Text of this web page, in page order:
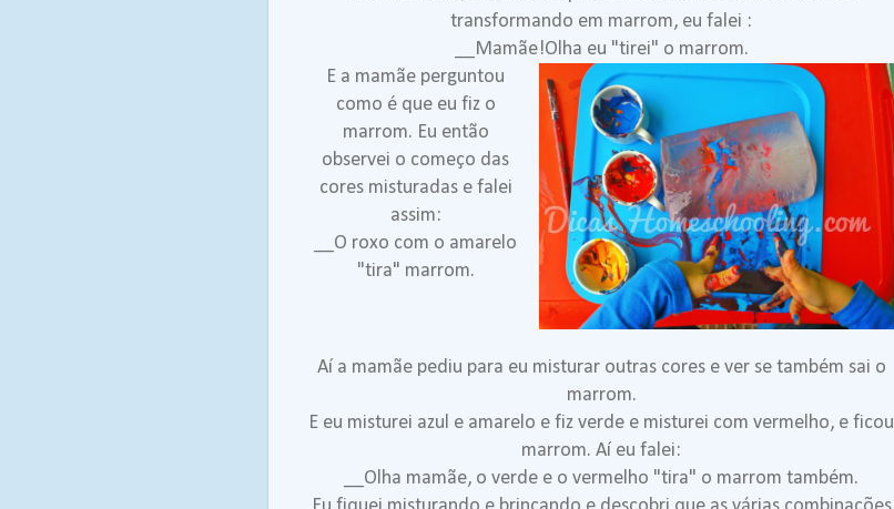
transformando em marrom, eu falei :
__Mamãe!Olha eu "tirei" o marrom.
E a mamãe perguntou
como é que eu fiz o
marrom. Eu então
observei o começo das
cores misturadas e falei
assim:
__O roxo com o amarelo
"tira" marrom.
Aí a mamãe pediu para eu misturar outras cores e ver se também sai o
marrom.
E eu misturei azul e amarelo e fiz verde e misturei com vermelho, e ficou
marrom. Aí eu falei:
__Olha mamãe, o verde e o vermelho "tira" o marrom também.